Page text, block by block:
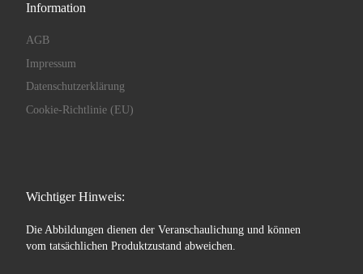
Information
AGB
Impressum
Datenschutzerklärung
Cookie-Richtlinie (EU)
Wichtiger Hinweis:
Die Abbildungen dienen der Veranschaulichung und können
vom tatsächlichen Produktzustand abweichen.